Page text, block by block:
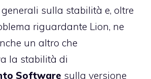
sulla stabilità e, oltre
riguardante Lion, ne
un altro che
la stabilità di
Software sulla versione